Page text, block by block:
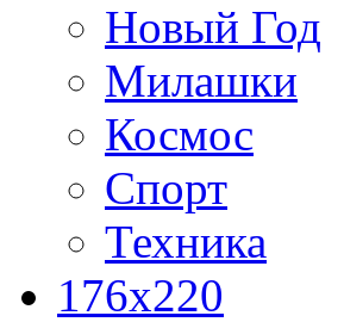
Новый Год
Милашки
Космос
Спорт
Техника
176x220